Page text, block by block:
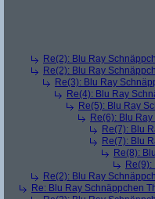
Re(2): Blu Ray
Re(2): Blu Ray
Re(3): Blu Ray
Re(4): Blu Ray
Re(5): Blu Ray
Re(6): Blu
Re(7): Blu
Re(7): Blu
Re(8):
Re(2): Blu Ray
Re: Blu Ray Schnäppchen